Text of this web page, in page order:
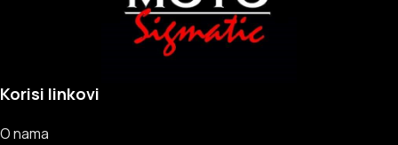
Korisi linkovi
O nama